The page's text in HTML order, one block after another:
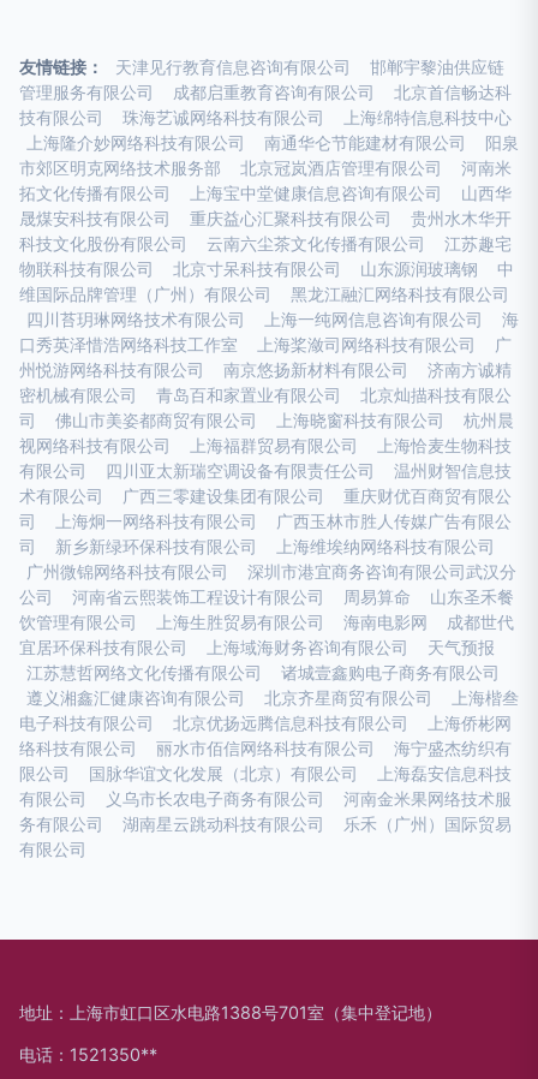
友情链接： 天津见行教育信息咨询有限公司
邯郸宇黎油供应链
管理服务有限公司
成都启重教育咨询有限公司
北京首信畅达科
技有限公司
珠海艺诚网络科技有限公司
上海绵特信息科技中心
上海隆介妙网络科技有限公司
南通华仑节能建材有限公司
阳泉
市郊区明克网络技术服务部
北京冠岚酒店管理有限公司
河南米
拓文化传播有限公司
上海宝中堂健康信息咨询有限公司
山西华
晟煤安科技有限公司
重庆益心汇聚科技有限公司
贵州水木华开
科技文化股份有限公司
云南六尘茶文化传播有限公司
江苏趣宅
物联科技有限公司
北京寸呆科技有限公司 山东源润玻璃钢
中
维国际品牌管理（广州）有限公司
黑龙江融汇网络科技有限公司
四川苔玥琳网络技术有限公司
上海一纯网信息咨询有限公司
海
口秀英泽惜浩网络科技工作室
上海桨潋司网络科技有限公司
广
州悦游网络科技有限公司
南京悠扬新材料有限公司
济南方诚精
密机械有限公司
青岛百和家置业有限公司
北京灿描科技有限公
司
佛山市美姿都商贸有限公司 上海晓窗科技有限公司
杭州晨
视网络科技有限公司
上海福群贸易有限公司
上海恰麦生物科技
有限公司
四川亚太新瑞空调设备有限责任公司
温州财智信息技
术有限公司
广西三零建设集团有限公司
重庆财优百商贸有限公
司
上海炯一网络科技有限公司
广西玉林市胜人传媒广告有限公
司
新乡新绿环保科技有限公司
上海维埃纳网络科技有限公司
广州微锦网络科技有限公司
深圳市港宜商务咨询有限公司武汉分
公司
河南省云熙装饰工程设计有限公司 周易算命
山东圣禾餐
饮管理有限公司
上海生胜贸易有限公司 海南电影网
成都世代
宜居环保科技有限公司
上海域海财务咨询有限公司
天气预报
江苏慧哲网络文化传播有限公司
诸城壹鑫购电子商务有限公司
遵义湘鑫汇健康咨询有限公司
北京齐星商贸有限公司
上海楷叁
电子科技有限公司
北京优扬远腾信息科技有限公司
上海侨彬网
络科技有限公司
丽水市佰信网络科技有限公司
海宁盛杰纺织有
限公司
国脉华谊文化发展（北京）有限公司
上海磊安信息科技
有限公司
义乌市长农电子商务有限公司
河南金米果网络技术服
务有限公司
湖南星云跳动科技有限公司
乐禾（广州）国际贸易
有限公司
地址：上海市虹口区水电路1388号701室（集中登记地）
电话：1521350**